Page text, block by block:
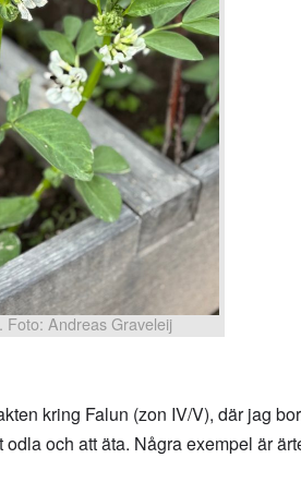
Foto: Andreas Graveleij
kring Falun (zon IV/V), där jag
och att äta. Några exempel är